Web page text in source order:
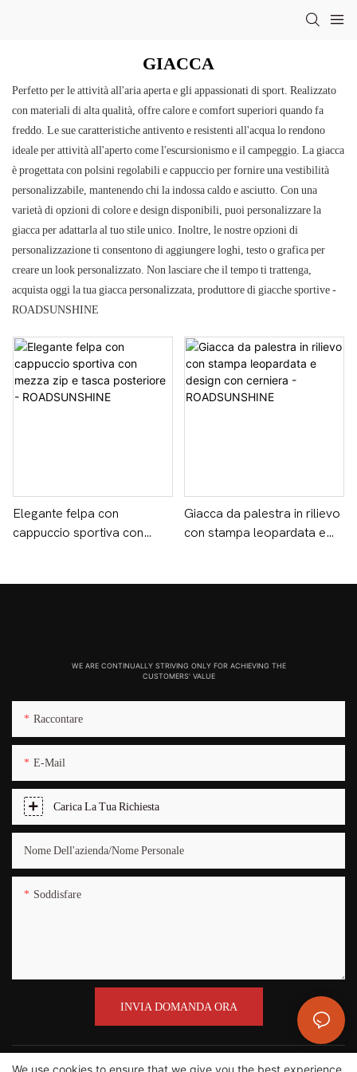
GIACCA
Perfetto per le attività all'aria aperta e gli appassionati di sport. Realizzato
con materiali di alta qualità, offre calore e comfort superiori quando fa
freddo. Le sue caratteristiche antivento e resistenti all'acqua lo rendono
ideale per attività all'aperto come l'escursionismo e il campeggio. La giacca
è progettata con polsini regolabili e cappuccio per fornire una vestibilità
personalizzabile, mantenendo chi la indossa caldo e asciutto. Con una
varietà di opzioni di colore e design disponibili, puoi personalizzare la
giacca per adattarla al tuo stile unico. Inoltre, le nostre opzioni di
personalizzazione ti consentono di aggiungere loghi, testo o grafica per
creare un look personalizzato. Non lasciare che il tempo ti trattenga,
acquista oggi la tua giacca personalizzata, produttore di giacche sportive -
ROADSUNSHINE
Elegante felpa con
cappuccio sportiva con
Giacca da palestra in rilievo
con stampa leopardata e
WE ARE CONTINUALLY STRIVING ONLY FOR ACHIEVING THE
CUSTOMERS' VALUE
Raccontare
E-Mail
Carica La Tua Richiesta
Nome Dell'azienda/Nome Personale
Soddisfare
INVIA DOMANDA ORA
We use cookies to ensure that we give you the best experience